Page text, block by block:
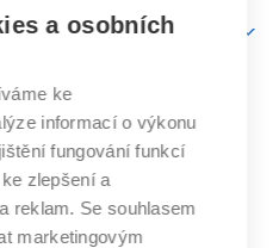
učení
technické
BRNĚ
a osobních
ke
informací o výkonu
fungování funkcí
zlepšení a
reklam. Se souhlasem
marketingovým